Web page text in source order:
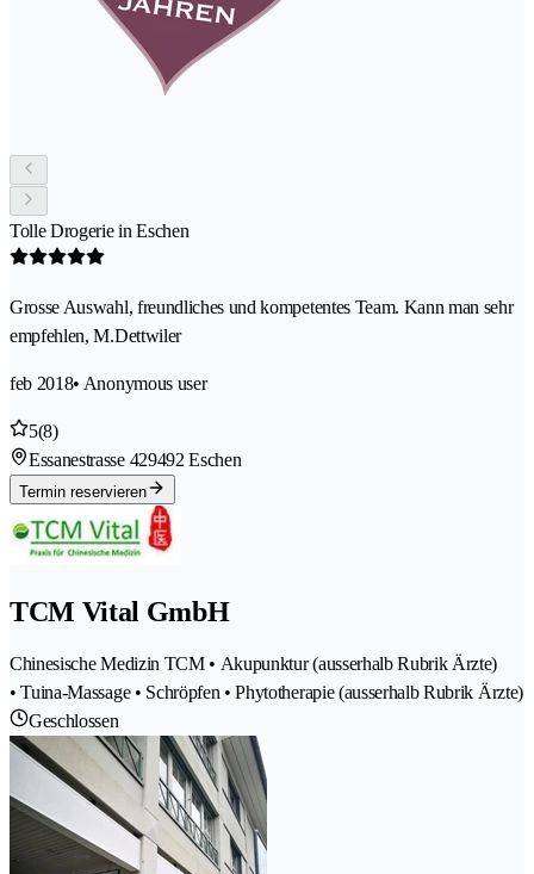
Tolle Drogerie in Eschen
Grosse Auswahl, freundliches und kompetentes Team. Kann man sehr
empfehlen, M.Dettwiler
feb 2018• Anonymous user
5(8)
Essanestrasse 429492 Eschen
Termin reservieren
TCM Vital GmbH
Chinesische Medizin TCM • Akupunktur (ausserhalb Rubrik Ärzte)
• Tuina-Massage • Schröpfen • Phytotherapie (ausserhalb Rubrik Ärzte)
Geschlossen